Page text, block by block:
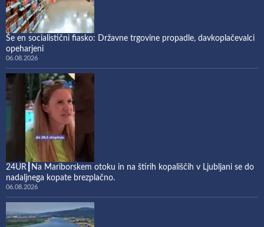
Še en socialistični fiasko: Državne trgovine propadle, davkoplačevalci
opeharjeni
06.08.2026
24UR┃Na Mariborskem otoku in na štirih kopališčih v Ljubljani se do
nadaljnega kopate brezplačno.
06.08.2026